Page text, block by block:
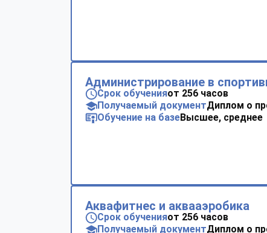
Администрирование в
Срок обученияот 256 часов
Получаемый документДиплом о
Обучение на базеВысшее, среднее
Аквафитнес и аквааэробика
Срок обученияот 256 часов
Получаемый документДиплом о